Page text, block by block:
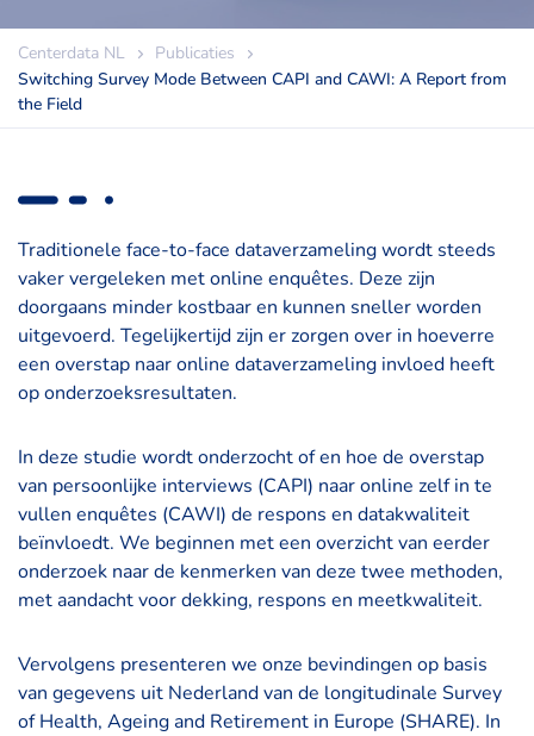
Centerdata NL
Publicaties
Switching Survey Mode Between CAPI and CAWI: A Report from
the Field
Traditionele face-to-face dataverzameling wordt steeds
vaker vergeleken met online enquêtes. Deze zijn
doorgaans minder kostbaar en kunnen sneller worden
uitgevoerd. Tegelijkertijd zijn er zorgen over in hoeverre
een overstap naar online dataverzameling invloed heeft
op onderzoeksresultaten.
In deze studie wordt onderzocht of en hoe de overstap
van persoonlijke interviews (CAPI) naar online zelf in te
vullen enquêtes (CAWI) de respons en datakwaliteit
beïnvloedt. We beginnen met een overzicht van eerder
onderzoek naar de kenmerken van deze twee methoden,
met aandacht voor dekking, respons en meetkwaliteit.
Vervolgens presenteren we onze bevindingen op basis
van gegevens uit Nederland van de longitudinale Survey
of Health, Ageing and Retirement in Europe (SHARE). In